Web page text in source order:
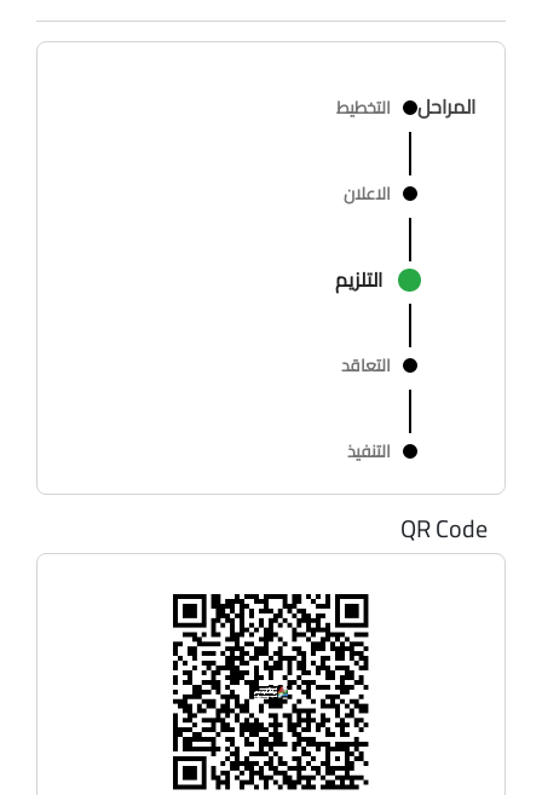
المراحل التخطيط
الاعلان
التلزيم
التعاقد
التنفيذ
QR Code